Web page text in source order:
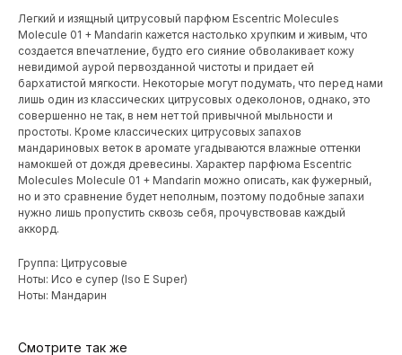
Легкий и изящный цитрусовый парфюм Escentric Molecules
Molecule 01 + Mandarin кажется настолько хрупким и живым, что
создается впечатление, будто его сияние обволакивает кожу
невидимой аурой первозданной чистоты и придает ей
бархатистой мягкости. Некоторые могут подумать, что перед нами
лишь один из классических цитрусовых одеколонов, однако, это
совершенно не так, в нем нет той привычной мыльности и
простоты. Кроме классических цитрусовых запахов
мандариновых веток в аромате угадываются влажные оттенки
намокшей от дождя древесины. Характер парфюма Escentric
Molecules Molecule 01 + Mandarin можно описать, как фужерный,
но и это сравнение будет неполным, поэтому подобные запахи
нужно лишь пропустить сквозь себя, прочувствовав каждый
аккорд.
Группа: Цитрусовые
Ноты: Исо е супер (Iso E Super)
Ноты: Мандарин
Смотрите так же